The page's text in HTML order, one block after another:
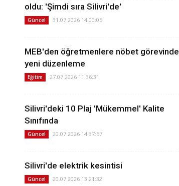
oldu: 'Şimdi sıra Silivri'de'
Güncel 31.07.2026 14:00:05
MEB'den öğretmenlere nöbet görevinde
yeni düzenleme
Eğitim 27.07.2026 11:36:31
Silivri'deki 10 Plaj 'Mükemmel' Kalite
Sınıfında
Güncel 20.07.2026 14:37:57
Silivri'de elektrik kesintisi
Güncel 20.07.2026 13:21:32